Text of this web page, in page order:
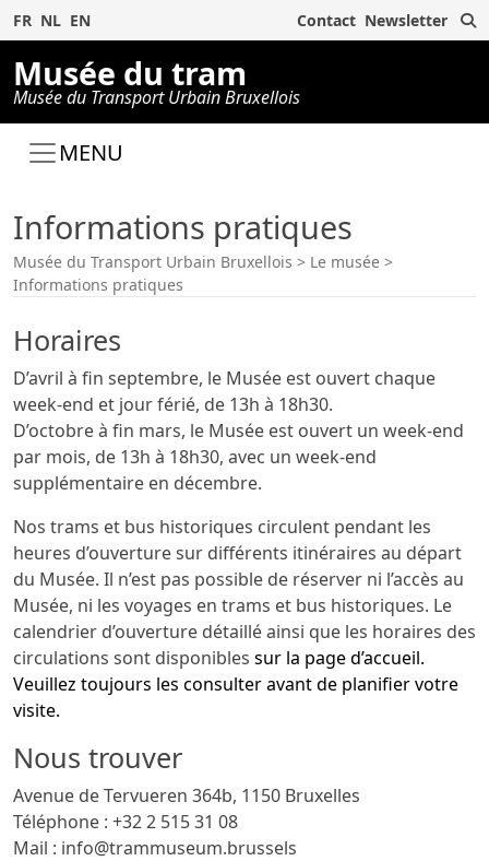
FR NL EN Contact Newsletter
Musée du tram
Musée du Transport Urbain Bruxellois
MENU
Informations pratiques
Musée du Transport Urbain Bruxellois > Le musée >
Informations pratiques
Horaires
D’avril à fin septembre, le Musée est ouvert chaque
week-end et jour férié, de 13h à 18h30.
D’octobre à fin mars, le Musée est ouvert un week-end
par mois, de 13h à 18h30, avec un week-end
supplémentaire en décembre.
Nos trams et bus historiques circulent pendant les
heures d’ouverture sur différents itinéraires au départ
du Musée. Il n’est pas possible de réserver ni l’accès au
Musée, ni les voyages en trams et bus historiques. Le
calendrier d’ouverture détaillé ainsi que les horaires des
circulations sont disponibles sur la page d’accueil.
Veuillez toujours les consulter avant de planifier votre
visite.
Nous trouver
Avenue de Tervueren 364b, 1150 Bruxelles
Téléphone : +32 2 515 31 08
Mail : info@trammuseum.brussels